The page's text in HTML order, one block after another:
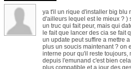
ya t'il un rique d'installer big blu
d'ailleurs lequel est le mieux ? )
un truc qui fait peur, mais qui
le fait que lancer des cia se fait
un update peut suffire a mettre
plus un soucis maintenant ? on
interne pour qu'il reste toujours,
depuis l'emunand c'est bien
plus compatible et a jour des